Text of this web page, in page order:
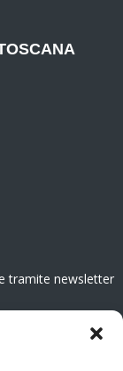
tramite newsletter